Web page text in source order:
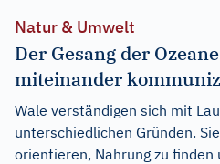
Natur & Umwelt
Der Gesang der
miteinander
Wale verständigen sich mit
unterschiedlichen Gründen.
orientieren, Nahrung zu finden